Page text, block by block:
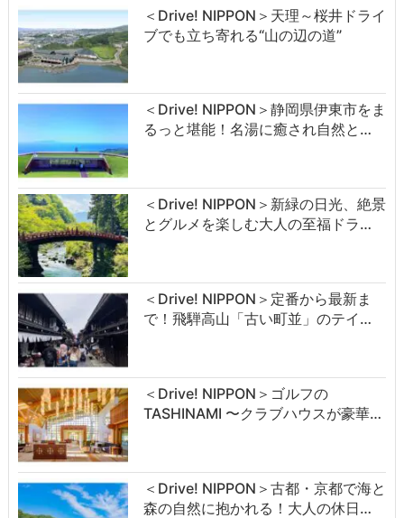
＜Drive! NIPPON＞天理～桜井ドライ
ブでも立ち寄れる“山の辺の道”
＜Drive! NIPPON＞静岡県伊東市をま
るっと堪能！名湯に癒され自然と…
＜Drive! NIPPON＞新緑の日光、絶景
とグルメを楽しむ大人の至福ドラ…
＜Drive! NIPPON＞定番から最新ま
で！飛騨高山「古い町並」のテイ…
＜Drive! NIPPON＞ゴルフの
TASHINAMI 〜クラブハウスが豪華…
＜Drive! NIPPON＞古都・京都で海と
森の自然に抱かれる！大人の休日…